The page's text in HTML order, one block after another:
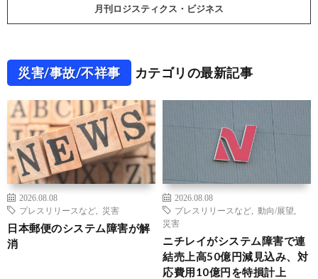
月刊ロジスティクス・ビジネス
災害/事故/不祥事 カテゴリの最新記事
2026.08.08
プレスリリースなど
災害
日本郵便のシステム障害が解
消
2026.08.08
プレスリリースなど
動向/展望
災害
ニチレイがシステム障害で連
結売上高50億円減見込み、対
応費用10億円を特損計上